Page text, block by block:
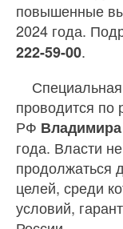
повышенные
2024 года.
222-59-00.
проводится
РФ
года. Власти
продолжаться
целей, среди
условий,